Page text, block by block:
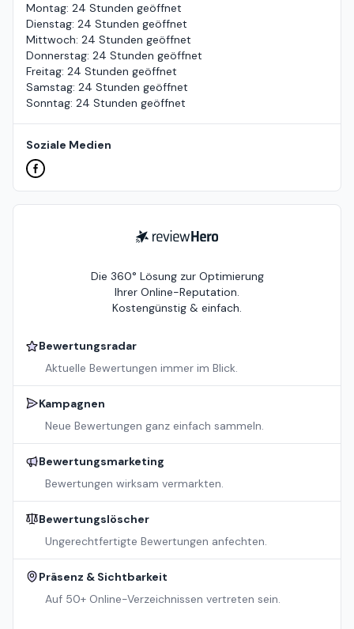
Montag: 24 Stunden geöffnet
Dienstag: 24 Stunden geöffnet
Mittwoch: 24 Stunden geöffnet
Donnerstag: 24 Stunden geöffnet
Freitag: 24 Stunden geöffnet
Samstag: 24 Stunden geöffnet
Sonntag: 24 Stunden geöffnet
Soziale Medien
ReviewHero
Die 360° Lösung zur Optimierung
Ihrer Online-Reputation.
Kostengünstig & einfach.
Bewertungsradar
Aktuelle Bewertungen immer im Blick.
Kampagnen
Neue Bewertungen ganz einfach sammeln.
Bewertungsmarketing
Bewertungen wirksam vermarkten.
Bewertungslöscher
Ungerechtfertigte Bewertungen anfechten.
Präsenz & Sichtbarkeit
Auf 50+ Online-Verzeichnissen vertreten sein.